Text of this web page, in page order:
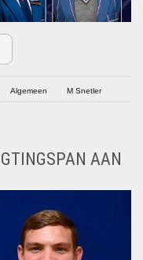
Algemeen M Snetler
AAN